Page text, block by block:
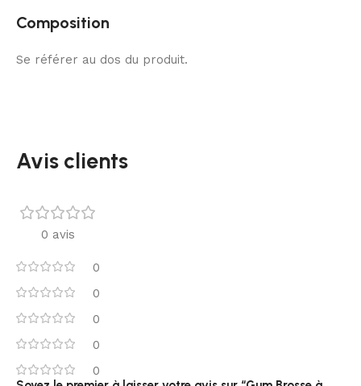
Composition
Se référer au dos du produit.
Avis clients
0 avis
0
0
0
0
0